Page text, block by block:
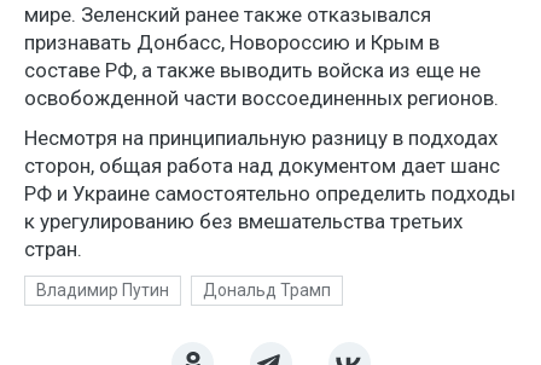
мире. Зеленский ранее также отказывался
признавать Донбасс, Новороссию и Крым в
составе РФ, а также выводить войска из еще не
освобожденной части воссоединенных регионов.
Несмотря на принципиальную разницу в подходах
сторон, общая работа над документом дает шанс
РФ и Украине самостоятельно определить подходы
к урегулированию без вмешательства третьих
стран.
Владимир Путин Дональд Трамп